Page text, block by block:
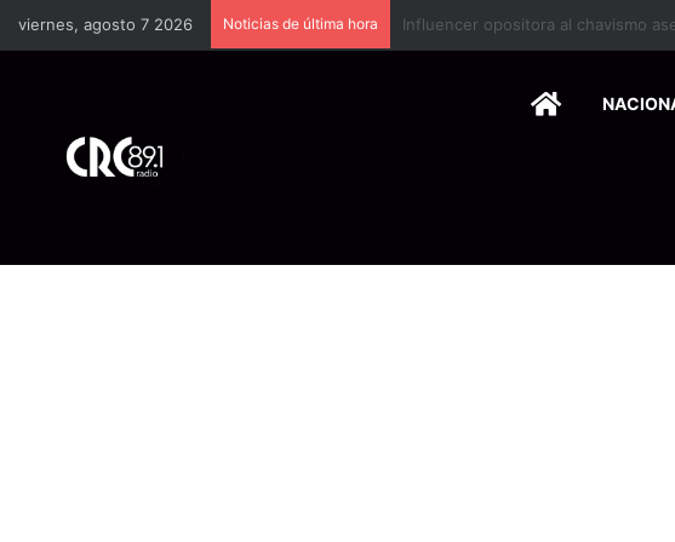
viernes, agosto 7 2026 Noticias de última hora Industria plástica se suma a la
HOME